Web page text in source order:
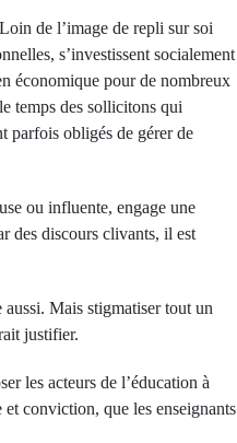
de l’image de repli sur soi
s’investissent socialement
économique pour de nombreux
temps des sollicitons qui
parfois obligés de gérer de
ou influente, engage une
des discours clivants, il est
Mais stigmatiser tout un
justifier.
les acteurs de l’éducation à
conviction, que les enseignants